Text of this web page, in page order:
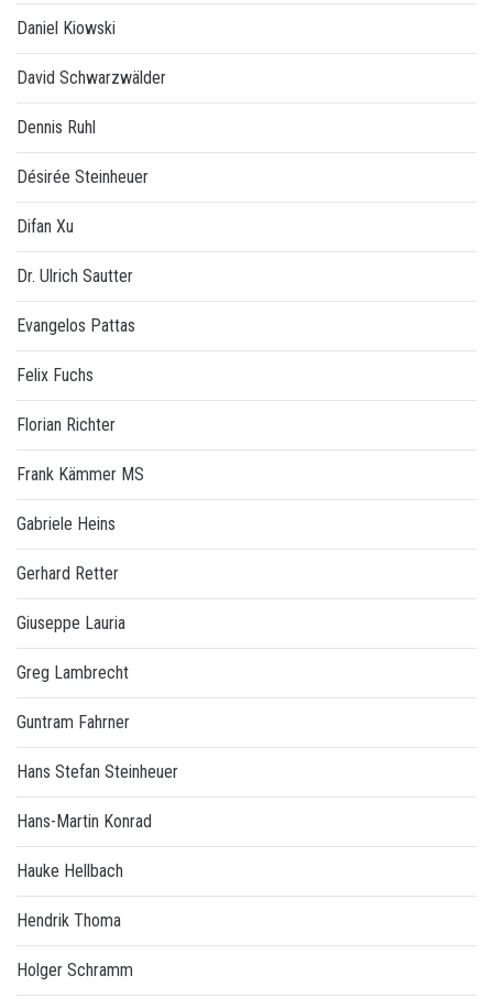
Daniel Kiowski
David Schwarzwälder
Dennis Ruhl
Désirée Steinheuer
Difan Xu
Dr. Ulrich Sautter
Evangelos Pattas
Felix Fuchs
Florian Richter
Frank Kämmer MS
Gabriele Heins
Gerhard Retter
Giuseppe Lauria
Greg Lambrecht
Guntram Fahrner
Hans Stefan Steinheuer
Hans-Martin Konrad
Hauke Hellbach
Hendrik Thoma
Holger Schramm